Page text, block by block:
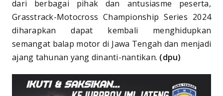
dari berbagai pihak dan antusiasme peserta,
Grasstrack-Motocross Championship Series 2024
diharapkan dapat kembali menghidupkan
semangat balap motor di Jawa Tengah dan menjadi
ajang tahunan yang dinanti-nantikan. (dpu)